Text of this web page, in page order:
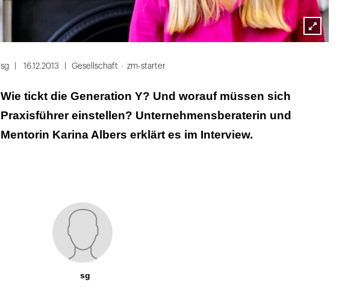
Lightbox
sg 16.12.2013 Gesellschaft zm-starter
Wie tickt die Generation Y? Und worauf müssen sich
Praxisführer einstellen? Unternehmensberaterin und
Mentorin Karina Albers erklärt es im Interview.
sg